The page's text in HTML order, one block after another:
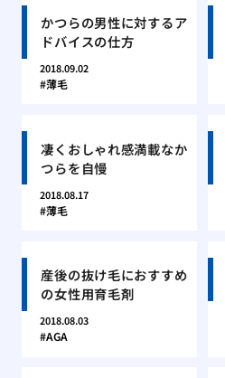
かつらの男性に対するア
ドバイスの仕方
2018.09.02
薄毛
凄くおしゃれ感満載なか
つらを自慢
2018.08.17
薄毛
産後の抜け毛におすすめ
の女性用育毛剤
2018.08.03
AGA